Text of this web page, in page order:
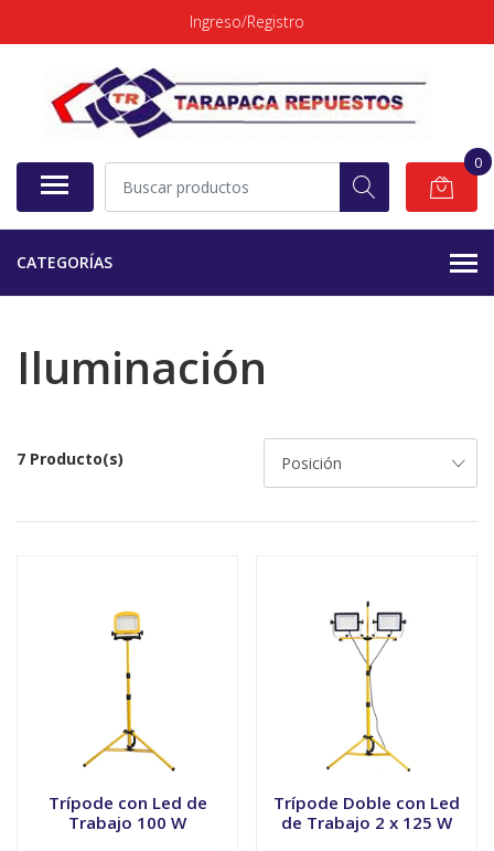
Ingreso/Registro
0
CATEGORÍAS
Iluminación
7 Producto(s)
Trípode con Led de
Trabajo 100 W
Trípode Doble con Led
de Trabajo 2 x 125 W